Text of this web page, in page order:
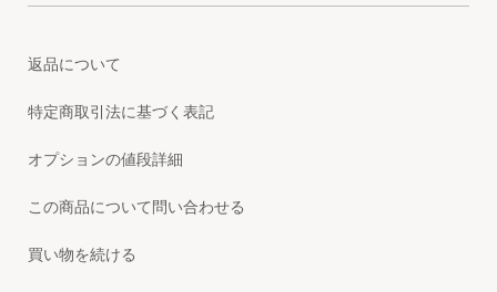
返品について
特定商取引法に基づく表記
オプションの値段詳細
この商品について問い合わせる
買い物を続ける